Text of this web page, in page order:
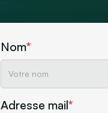
Atelier
Nom*
Adresse mail*